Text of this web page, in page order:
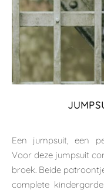
Een jumpsuit, een perfecte tussenseizoensoutfit vind ik!
Voor deze jumpsuit
broek. Beide
complete